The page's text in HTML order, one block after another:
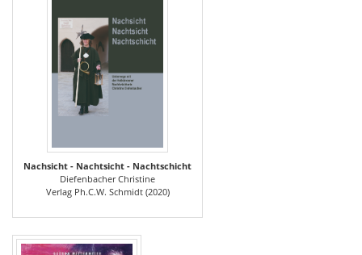
Nachsicht - Nachtsicht - Nachtschicht
Diefenbacher Christine
Verlag Ph.C.W. Schmidt (2020)